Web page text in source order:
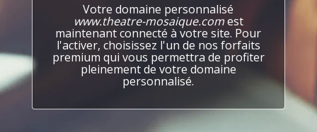
Votre domaine personnalisé
www.theatre-mosaique.comest
maintenant connecté à votre site. Pour
l'activer, choisissez l'un de nos forfaits
premium qui vous permettra de profiter
pleinement de votre domaine
personnalisé.